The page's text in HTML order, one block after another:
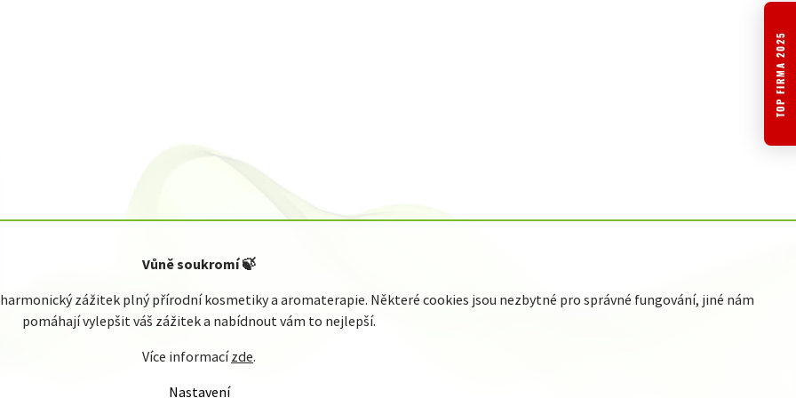
Vůně soukromí🍃
zážitek plný přírodní kosmetiky a aromaterapie. Některé cookies jsou nezbytné pro správné fungování, jiné nám
pomáhají vylepšit váš zážitek a nabídnout vám to nejlepší.
Více informacízde.
Nastavení
TOP FIRMA 2025